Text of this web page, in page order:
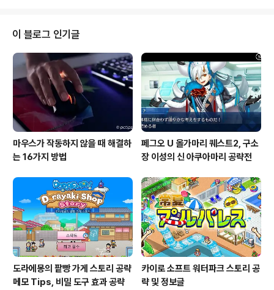
E를 반환합니다.정보설명ISERR값이 #N/A를 제외한 오류
값이면 TRUE를 반환합니다.정보설명ISERROR값이 오류
값이면 TRUE를 반환합니다.정보xISEVEN값이 짝수이면
TRUE를 반환합니다.정보설명ISLOGICAL값이 논리값이
면 TRUE를 반환합니다.정보설명ISNA값이 #N/A 오류
값이면..
이 블로그 인기글
마우스가 작동하지 않을 때 해결하
는 16가지 방법
페그오 U 올가마리 퀘스트2, 구소
장 이성의 신 아쿠아마리 공략전
도라에몽의 팥빵 가게 스토리 공략
메모 Tips, 비밀 도구 효과 공략
카이로 소프트 워터파크 스토리 공
략 및 정보글